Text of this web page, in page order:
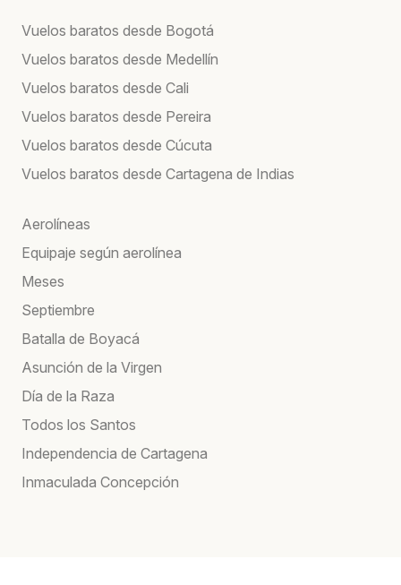
Vuelos baratos desde Bogotá
Vuelos baratos desde Medellín
Vuelos baratos desde Cali
Vuelos baratos desde Pereira
Vuelos baratos desde Cúcuta
Vuelos baratos desde Cartagena de Indias
Aerolíneas
Equipaje según aerolínea
Meses
Septiembre
Batalla de Boyacá
Asunción de la Virgen
Día de la Raza
Todos los Santos
Independencia de Cartagena
Inmaculada Concepción